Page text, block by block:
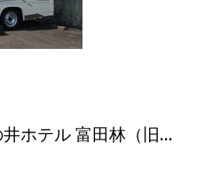
湯YOUパーク 亀の井ホテル 富田林（旧かんぽの宿富田林）（大阪府）